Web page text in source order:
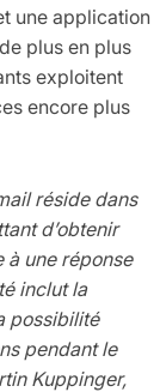
une application
plus en plus
exploitent
encore plus
réside dans
d’obtenir
une réponse
inclut la
possibilité
pendant le
Kuppinger,